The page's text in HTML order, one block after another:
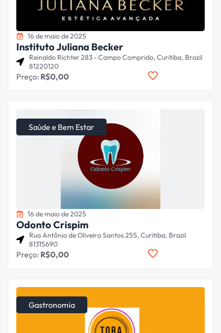
16 de maio de 2025
Instituto Juliana Becker
Reinaldo Richter 283 - Campo Comprido, Curitiba, Brazil
81220120
Preço: R$0,00
Saúde e Bem Estar
16 de maio de 2025
Odonto Crispim
Rua Antônio de Oliveira Santos 255, Curitiba, Brazil
81315690
Preço: R$0,00
Gastronomia